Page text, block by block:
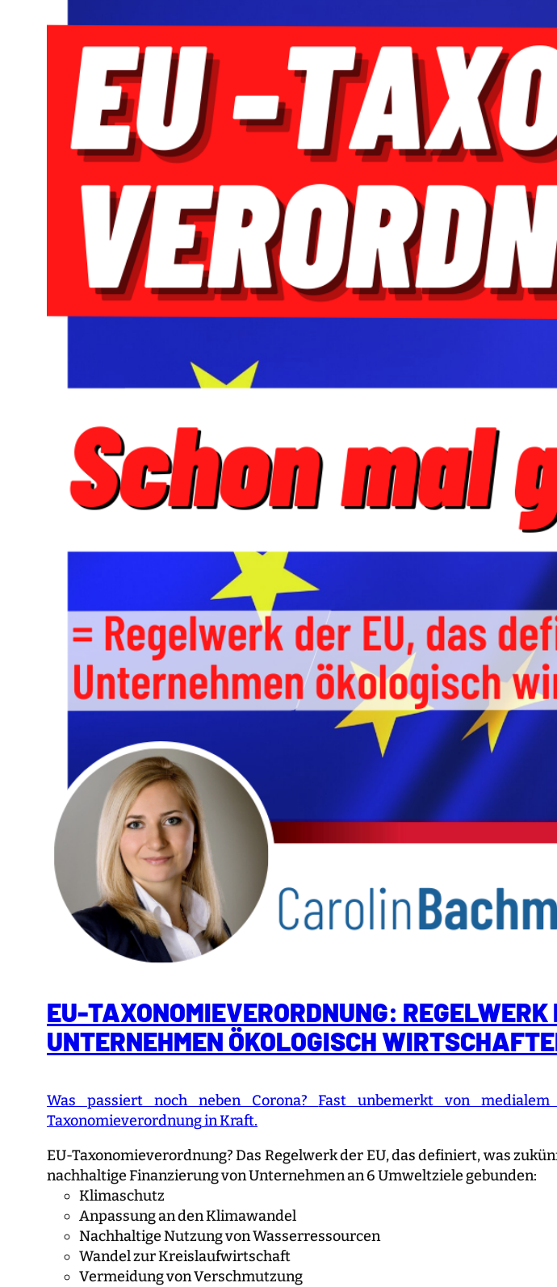
EU-TAXONOMIEVERORDNUNG: REGELWERK
UNTERNEHMEN ÖKOLOGISCH
Was passiert noch neben Corona?Fast unbemerkt von
Taxonomieverordnungin Kraft.
EU-Taxonomieverordnung? Das Regelwerk der EU, das definiert, was
nachhaltige Finanzierung von Unternehmen an 6 Umweltziele gebunden:
Klimaschutz
Anpassung an den Klimawandel
Nachhaltige Nutzung von Wasserressourcen
Wandel zur Kreislaufwirtschaft
Vermeidung von Verschmutzung